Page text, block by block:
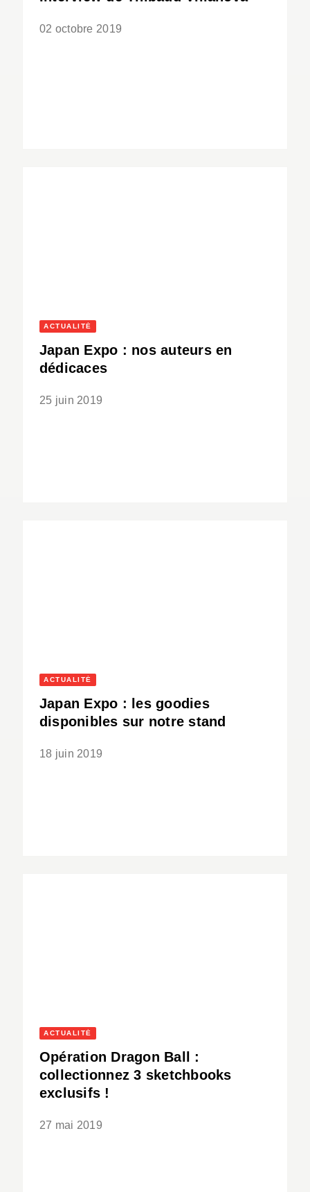
02 octobre 2019
ACTUALITÉ
Japan Expo : nos auteurs en
dédicaces
25 juin 2019
ACTUALITÉ
Japan Expo : les goodies
disponibles sur notre stand
18 juin 2019
ACTUALITÉ
Opération Dragon Ball :
collectionnez 3 sketchbooks
exclusifs !
27 mai 2019